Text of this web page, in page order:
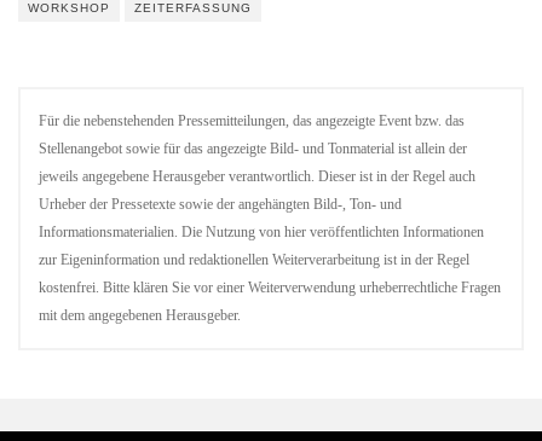
WORKSHOP ZEITERFASSUNG
Für die nebenstehenden Pressemitteilungen, das angezeigte Event bzw. das
Stellenangebot sowie für das angezeigte Bild- und Tonmaterial ist allein der
jeweils angegebene Herausgeber verantwortlich. Dieser ist in der Regel auch
Urheber der Pressetexte sowie der angehängten Bild-, Ton- und
Informationsmaterialien. Die Nutzung von hier veröffentlichten Informationen
zur Eigeninformation und redaktionellen Weiterverarbeitung ist in der Regel
kostenfrei. Bitte klären Sie vor einer Weiterverwendung urheberrechtliche Fragen
mit dem angegebenen Herausgeber.